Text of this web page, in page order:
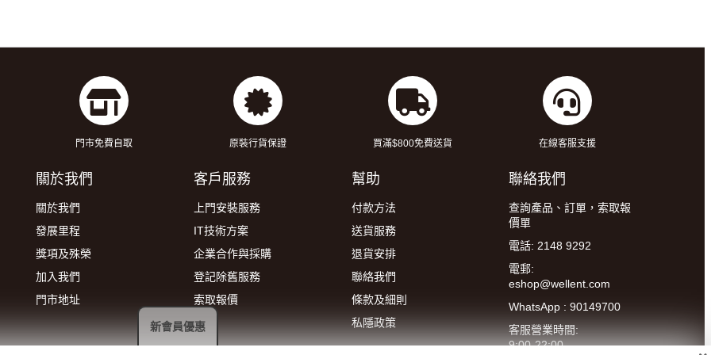
門市免費自取 原裝行貨保證 買滿$800免費送貨 在線客服支援
關於我們
關於我們
發展里程
獎項及殊榮
加入我們
門市地址
客戶服務
上門安裝服務
IT技術方案
企業合作與採購
登記除舊服務
索取報價
幫助
付款方法
送貨服務
退貨安排
聯絡我們
條款及細則
私隱政策
聯絡我們
查詢產品、訂單，索取報
價單
電話: 2148 9292
電郵:
eshop@wellent.com
WhatsApp : 90149700
客服營業時間:
9:00-22:00
新會員優惠